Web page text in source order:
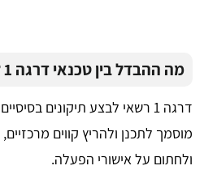
מה ההבדל בין טכנאי דרגה 1 ל‑3?
מוסמך לתכנן ולהריץ קווים
ולחתום על אישורי הפעלה.